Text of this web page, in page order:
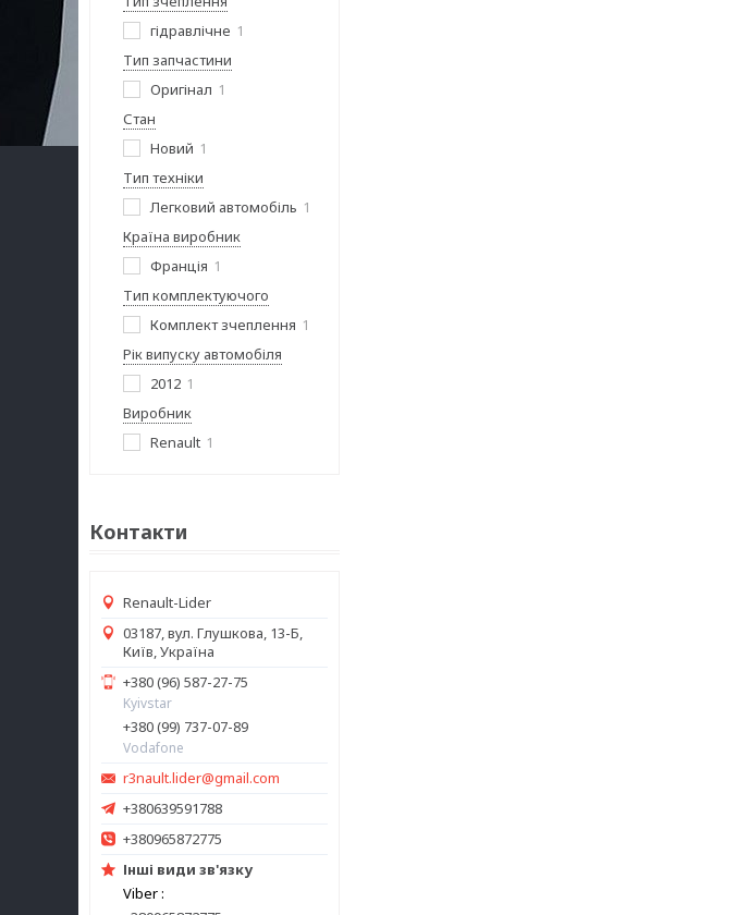
гідравлічне 1
Тип запчастини
Оригінал 1
Стан
Новий 1
Тип техніки
Легковий автомобіль 1
Країна виробник
Франція 1
Тип комплектуючого
Комплект зчеплення 1
Рік випуску автомобіля
2012 1
Виробник
Renault 1
Контакти
Renault-Lider
03187, вул. Глушкова, 13-Б,
Київ, Україна
+380 (96) 587-27-75
Kyivstar
+380 (99) 737-07-89
Vodafone
r3nault.lider@gmail.com
+380639591788
+380965872775
Інші види зв'язку
Viber